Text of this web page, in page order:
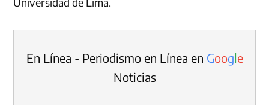
En Línea - Periodismo en Línea en Google
Noticias